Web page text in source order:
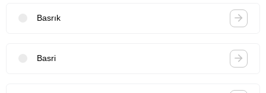
Basrık
Basri